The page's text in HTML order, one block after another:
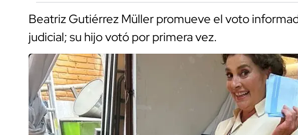
Beatriz Gutiérrez Müller promueve el voto
judicial; su hijo votó por primera vez.